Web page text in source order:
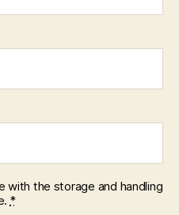
with the storage and handling
*